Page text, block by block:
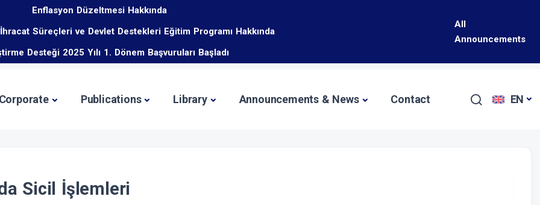
Enflasyon Düzeltmesi Hakkında
Süreçleri ve Devlet Destekleri Eğitim Programı Hakkında
Desteği 2025 Yılı 1. Dönem Başvuruları Başladı
All
Announcements
Corporate Publications Library Announcements & News Contact EN
Sicil İşlemleri